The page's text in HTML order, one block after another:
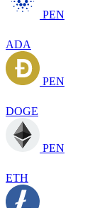
PEN
ADA
PEN
DOGE
PEN
ETH